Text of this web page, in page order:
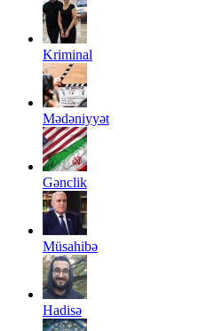
Kriminal
Mədəniyyət
Gənclik
Müsahibə
Hadisə